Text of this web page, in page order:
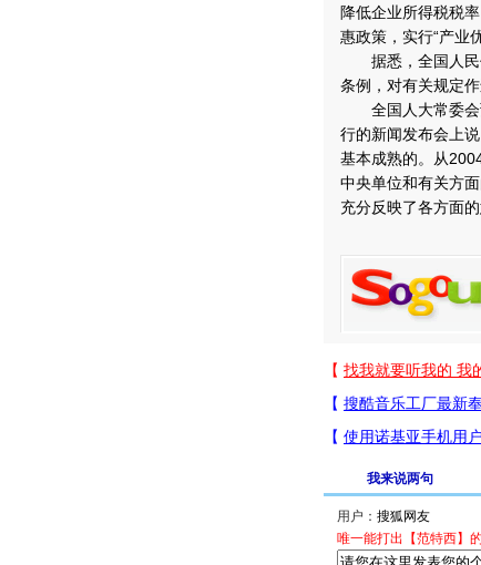
降低企业所得税税
惠政策，实行“产业
据悉，全国人民
条例，对有关规定作
全国人大常委会
行的新闻发布会上
基本成熟的。从
中央单位和有关方
充分反映了各方面的
我来说两句
用户：
唯一能打出【范特西】